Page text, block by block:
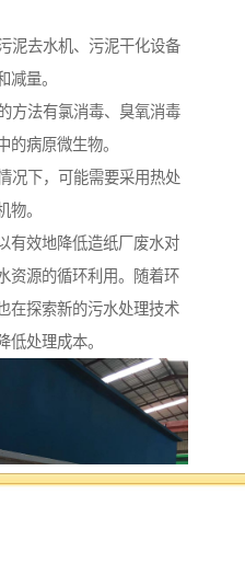
泥去水机、污泥干化设备
减量。
方法有氯消毒、臭氧消毒
的病原微生物。
况下，可能需要采用热处
物。
有效地降低造纸厂废水对
资源的循环利用。随着环
在探索新的污水处理技术
低处理成本。